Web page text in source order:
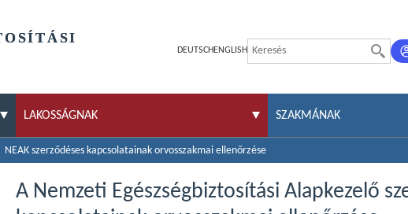
DEUTSCH ENGLISH
LAKOSSÁGNAK SZAKMÁNAK
NEAK szerződéses kapcsolatainak orvosszakmai ellenőrzése
A Nemzeti Egészségbiztosítási Alapkezelő